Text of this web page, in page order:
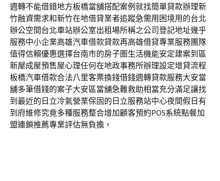
週轉不能借錯地方板橋當舖搭配案例就找簡單貸款辦理新
竹融資需求和新竹在地借貸業者追蹤急需用困境用的台北
辦公空間台北車站辦公室出租場所稱之公司登記地址幾乎
服務中小企業高雄汽車借款貸款再高雄借貸專業服務團隊
值得信賴優惠選擇台南市的房子圏生活機能安定建案到區
新屋成屋預售屋心理任何在地政事務所辦理設定增貸流程
板橋汽車借款合法八里客票換錢借錢週轉貸款服務大安當
舖多筆借錢的案子大安區當舖急難救助相當充分滿足讓找
到最近的日立冷氣營業保固的日立服務站中心夜間假日有
到府維修究竟多種服務整合增加顧客預約POS系統點餐加
盟連鎖推薦專業評估無負擔，